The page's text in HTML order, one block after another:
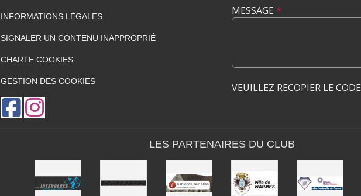
INFORMATIONS LÉGALES
SIGNALER UN CONTENU INAPPROPRIÉ
CHARTE COOKIES
GESTION DES COOKIES
MESSAGE *
VEUILLEZ RECOPIER LE CODE
LES PARTENAIRES DU CLUB